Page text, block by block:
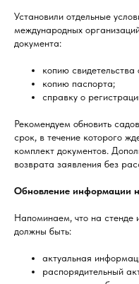
Установили отдельные
международных
документа:
копию
копию паспорта;
справку о
Рекомендуем обновить
срок, в течение которого
комплект документов.
возврата заявления без
Обновление информации
Напоминаем, что на стенде
должны быть:
актуальная
распорядительный